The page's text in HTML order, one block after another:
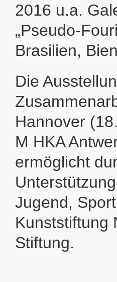
2016 u.a.
„Pseudo-
Brasilien,
Die
Hannover
M HKA
ermöglicht
Jugend,
Kunststiftung
Stiftung.